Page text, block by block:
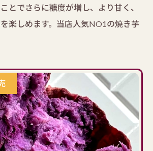
とでさらに糖度が増し、より甘く、
楽しめます。当店人気NO1の焼き芋